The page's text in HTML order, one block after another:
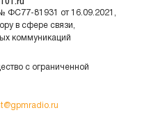
ФС77-81931 от 16.09.2021,
в сфере связи,
коммуникаций
с ограниченной